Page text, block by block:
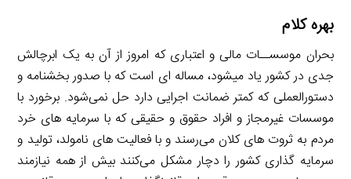
بهره کلام
بحران موسســات مالی و اعتباری که امروز از آن به یک ابرچالش
جدی در کشور یاد میشود، مساله ای است که با صدور بخشنامه و
دستورالعملی که کمتر ضمانت اجرایی دارد حل نمی‌شود. برخورد با
موسسات غیرمجاز و افراد حقوق و حقیقی که با سرمایه های خرد
مردم به ثروت های کلان می‌رسند و با فعالیت های نامولد، تولید و
سرمایه گذاری کشور را دچار مشکل می‌کنند بیش از همه نیازمند